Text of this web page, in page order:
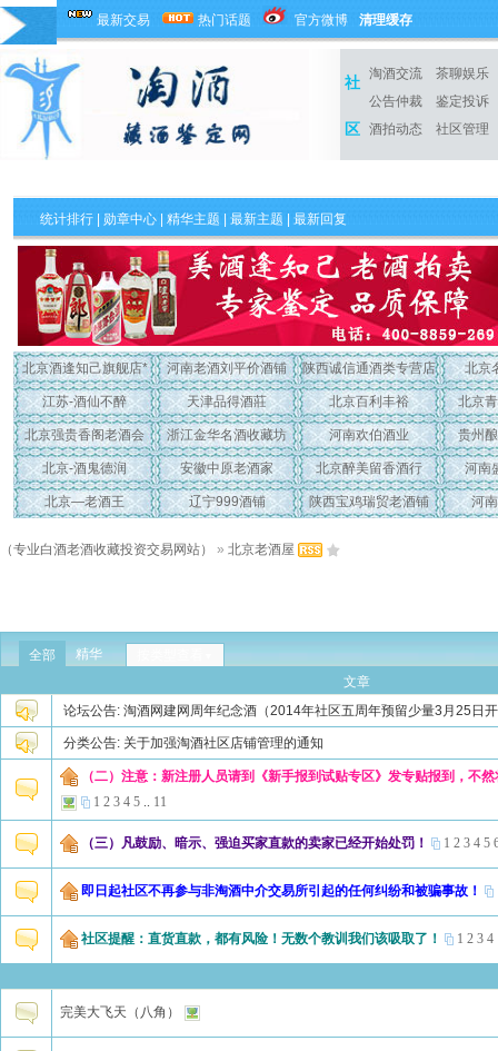
最新交易 热门话题 官方微博 清理缓存
社
区
淘酒交流
茶聊娱乐
公告仲裁
鉴定投诉
酒拍动态
社区管理
统计排行 勋章中心 精华主题 最新主题 | 最新回复
北京酒逢知己旗舰店* 河南老酒刘平价酒铺 陕西诚信通酒类专营店 北京
江苏-酒仙不醉 天津品得酒莊 北京百利丰裕 北京
北京强贵香阁老酒会 浙江金华名酒收藏坊 河南欢伯酒业 贵州
北京-酒鬼德润 安徽中原老酒家 北京醉美留香酒行 河南
北京—老酒王 辽宁999酒铺 陕西宝鸡瑞贸老酒铺 河
（专业白酒老酒收藏投资交易网站） » 北京老酒屋
全部 精华
文章
论坛公告:淘酒网建网周年纪念酒（2014年社区五周年预留少量3月25日
分类公告: 关于加强淘酒社区店铺管理的通知
（二）注意：新注册人员请到《新手报到试贴专区》发专贴报到，不
1 2 3 4 5 .. 11
（三）凡鼓励、暗示、强迫买家直款的卖家已经开始处罚！ 1 2 3 4 5
即日起社区不再参与非淘酒中介交易所引起的任何纠纷和被骗事故！
社区提醒：直货直款，都有风险！无数个教训我们该吸取了！ 1 2 3 4
完美大飞天（八角）